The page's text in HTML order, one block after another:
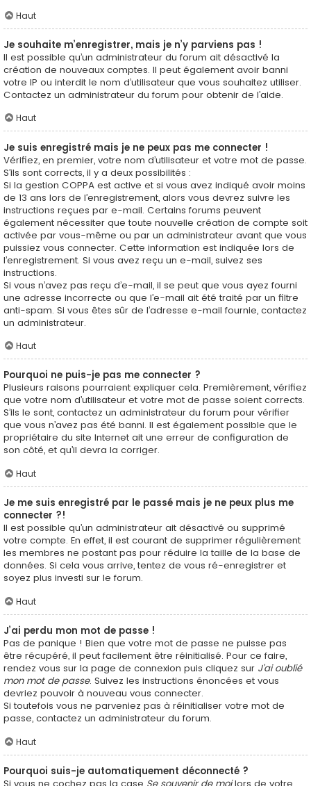
Haut
Je souhaite m’enregistrer, mais je n’y parviens pas !
Il est possible qu’un administrateur du forum ait désactivé la
création de nouveaux comptes. Il peut également avoir banni
votre IP ou interdit le nom d’utilisateur que vous souhaitez utiliser.
Contactez un administrateur du forum pour obtenir de l’aide.
Haut
Je suis enregistré mais je ne peux pas me connecter !
Vérifiez, en premier, votre nom d’utilisateur et votre mot de passe.
S’ils sont corrects, il y a deux possibilités :
Si la gestion COPPA est active et si vous avez indiqué avoir moins
de 13 ans lors de l’enregistrement, alors vous devrez suivre les
instructions reçues par e-mail. Certains forums peuvent
également nécessiter que toute nouvelle création de compte soit
activée par vous-même ou par un administrateur avant que vous
puissiez vous connecter. Cette information est indiquée lors de
l’enregistrement. Si vous avez reçu un e-mail, suivez ses
instructions.
Si vous n’avez pas reçu d’e-mail, il se peut que vous ayez fourni
une adresse incorrecte ou que l’e-mail ait été traité par un filtre
anti-spam. Si vous êtes sûr de l’adresse e-mail fournie, contactez
un administrateur.
Haut
Pourquoi ne puis-je pas me connecter ?
Plusieurs raisons pourraient expliquer cela. Premièrement, vérifiez
que votre nom d’utilisateur et votre mot de passe soient corrects.
S’ils le sont, contactez un administrateur du forum pour vérifier
que vous n’avez pas été banni. Il est également possible que le
propriétaire du site Internet ait une erreur de configuration de
son côté, et qu’il devra la corriger.
Haut
Je me suis enregistré par le passé mais je ne peux plus me
connecter ?!
Il est possible qu’un administrateur ait désactivé ou supprimé
votre compte. En effet, il est courant de supprimer régulièrement
les membres ne postant pas pour réduire la taille de la base de
données. Si cela vous arrive, tentez de vous ré-enregistrer et
soyez plus investi sur le forum.
Haut
J’ai perdu mon mot de passe !
Pas de panique ! Bien que votre mot de passe ne puisse pas
être récupéré, il peut facilement être réinitialisé. Pour ce faire,
rendez vous sur la page de connexion puis cliquez sur J’ai oublié
mon mot de passe. Suivez les instructions énoncées et vous
devriez pouvoir à nouveau vous connecter.
Si toutefois vous ne parveniez pas à réinitialiser votre mot de
passe, contactez un administrateur du forum.
Haut
Pourquoi suis-je automatiquement déconnecté ?